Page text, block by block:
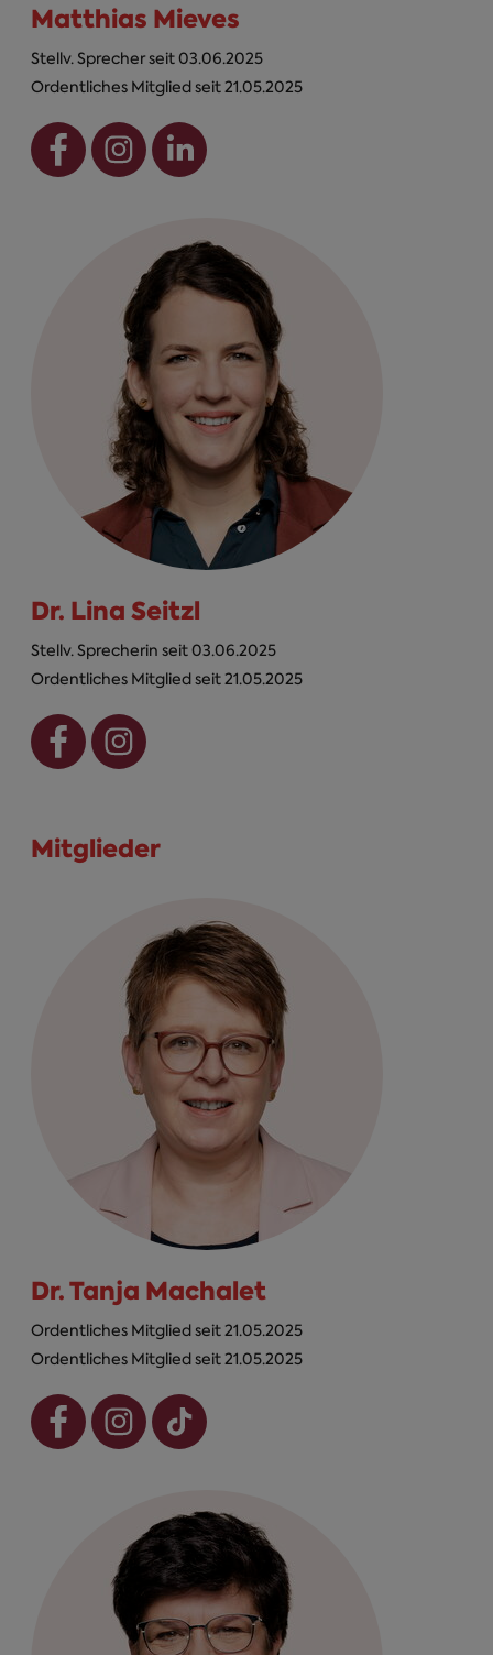
Matthias Mieves
Stellv. Sprecher seit 03.06.2025
Ordentliches Mitglied seit 21.05.2025
Dr. Lina Seitzl
Stellv. Sprecherin seit 03.06.2025
Ordentliches Mitglied seit 21.05.2025
Mitglieder
Dr. Tanja Machalet
Ordentliches Mitglied seit 21.05.2025
Ordentliches Mitglied seit 21.05.2025